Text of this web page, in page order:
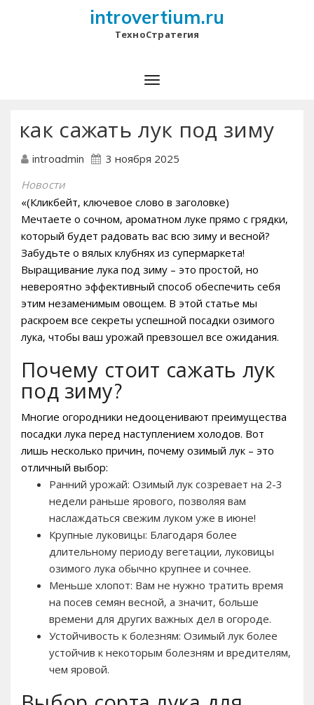
introvertium.ru
ТехноСтратегия
как сажать лук под зиму
introadmin 3 ноября 2025
Новости
«(Кликбейт‚ ключевое слово в заголовке)
Мечтаете о сочном‚ ароматном луке прямо с грядки‚
который будет радовать вас всю зиму и весной?
Забудьте о вялых клубнях из супермаркета!
Выращивание лука под зиму – это простой‚ но
невероятно эффективный способ обеспечить себя
этим незаменимым овощем. В этой статье мы
раскроем все секреты успешной посадки озимого
лука‚ чтобы ваш урожай превзошел все ожидания.
Почему стоит сажать лук
под зиму?
Многие огородники недооценивают преимущества
посадки лука перед наступлением холодов. Вот
лишь несколько причин‚ почему озимый лук – это
отличный выбор:
Ранний урожай: Озимый лук созревает на 2-3
недели раньше ярового‚ позволяя вам
наслаждаться свежим луком уже в июне!
Крупные луковицы: Благодаря более
длительному периоду вегетации‚ луковицы
озимого лука обычно крупнее и сочнее.
Меньше хлопот: Вам не нужно тратить время
на посев семян весной‚ а значит‚ больше
времени для других важных дел в огороде.
Устойчивость к болезням: Озимый лук более
устойчив к некоторым болезням и вредителям‚
чем яровой.